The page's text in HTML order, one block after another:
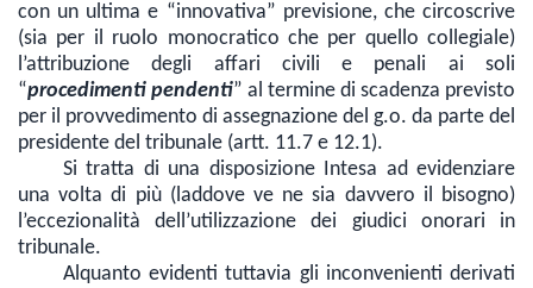
con un ultima e “innovativa” previsione, che circoscrive
(sia per il ruolo monocratico che per quello collegiale)
l’attribuzione degli affari civili e penali ai soli
“procedimenti pendenti” al termine di scadenza previsto
per il provvedimento di assegnazione del g.o. da parte del
presidente del tribunale (artt. 11.7 e 12.1).
Si tratta di una disposizione Intesa ad evidenziare
una volta di più (laddove ve ne sia davvero il bisogno)
l’eccezionalità dell’utilizzazione dei giudici onorari in
tribunale.
Alquanto evidenti tuttavia gli inconvenienti derivati